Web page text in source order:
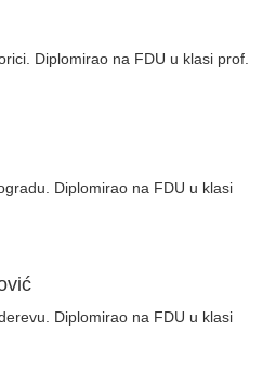
Diplomirao na FDU u klasi prof.
Diplomirao na FDU u klasi
Diplomirao na FDU u klasi